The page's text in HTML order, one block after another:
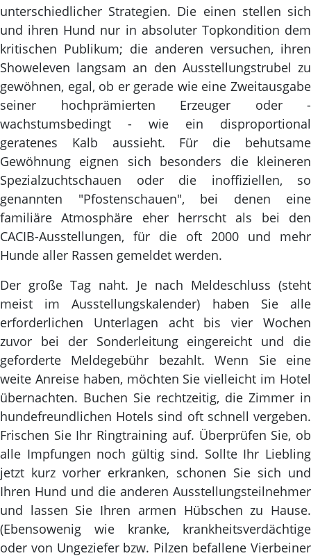
unterschiedlicher Strategien. Die einen stellen sich
und ihren Hund nur in absoluter Topkondition dem
kritischen Publikum; die anderen versuchen, ihren
Showeleven langsam an den Ausstellungstrubel zu
gewöhnen, egal, ob er gerade wie eine Zweitausgabe
seiner hochprämierten Erzeuger oder -
wachstumsbedingt - wie ein disproportional
geratenes Kalb aussieht. Für die behutsame
Gewöhnung eignen sich besonders die kleineren
Spezialzuchtschauen oder die inoffiziellen, so
genannten "Pfostenschauen", bei denen eine
familiäre Atmosphäre eher herrscht als bei den
CACIB-Ausstellungen, für die oft 2000 und mehr
Hunde aller Rassen gemeldet werden.
Der große Tag naht. Je nach Meldeschluss (steht
meist im Ausstellungskalender) haben Sie alle
erforderlichen Unterlagen acht bis vier Wochen
zuvor bei der Sonderleitung eingereicht und die
geforderte Meldegebühr bezahlt. Wenn Sie eine
weite Anreise haben, möchten Sie vielleicht im Hotel
übernachten. Buchen Sie rechtzeitig, die Zimmer in
hundefreundlichen Hotels sind oft schnell vergeben.
Frischen Sie Ihr Ringtraining auf. Überprüfen Sie, ob
alle Impfungen noch gültig sind. Sollte Ihr Liebling
jetzt kurz vorher erkranken, schonen Sie sich und
Ihren Hund und die anderen Ausstellungsteilnehmer
und lassen Sie Ihren armen Hübschen zu Hause.
(Ebensowenig wie kranke, krankheitsverdächtige
oder von Ungeziefer bzw. Pilzen befallene Vierbeiner